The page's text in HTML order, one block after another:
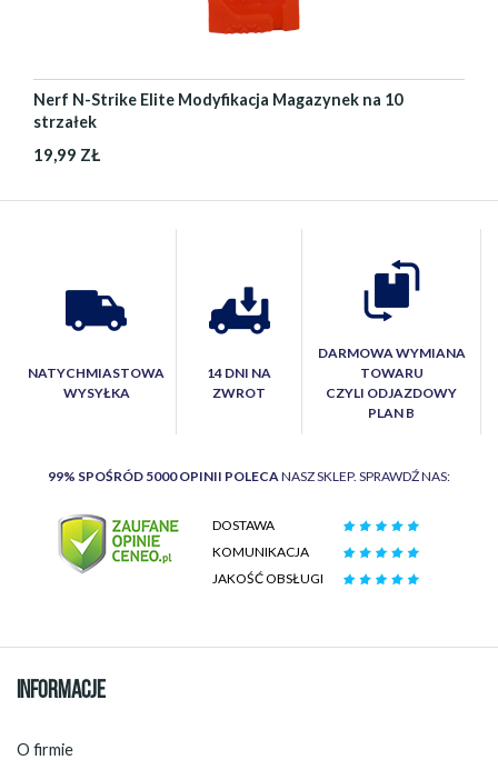
Nerf N-Strike Elite Modyfikacja Magazynek na 10
strzałek
19,99 ZŁ
NATYCHMIASTOWA
WYSYŁKA
14 DNI NA
ZWROT
DARMOWA WYMIANA
TOWARU
CZYLI ODJAZDOWY
PLAN B
99% SPOŚRÓD 5000 OPINII POLECA NASZ SKLEP. SPRAWDŹ NAS:
DOSTAWA
KOMUNIKACJA
JAKOŚĆ OBSŁUGI
INFORMACJE
O firmie